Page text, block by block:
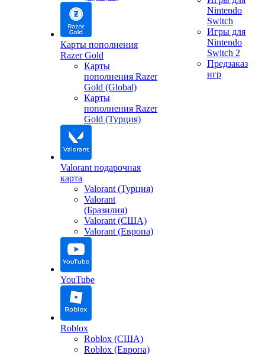
Карты пополнения
Razer Gold
Карты
пополнения Razer
Gold (Global)
Карты
пополнения Razer
Gold (Турция)
Valorant подарочная
карта
Valorant (Турция)
Valorant
(Бразилия)
Valorant (США)
Valorant (Европа)
YouTube
Roblox
Roblox (США)
Roblox (Европа)
Nintendo
Switch
Игры для
Nintendo
Switch 2
Предзаказ
игр